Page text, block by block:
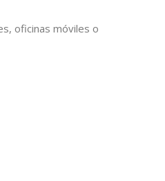
oficinas móviles o